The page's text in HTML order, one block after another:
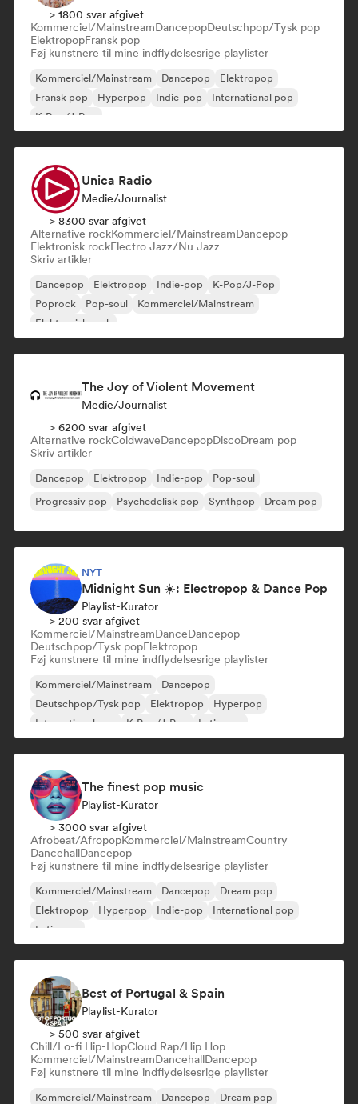
> 1800 svar afgivet
Kommerciel/MainstreamDancepopDeutschpop/Tysk pop
ElektropopFransk pop
Føj kunstnere til mine indflydelsesrige playlister
Kommerciel/Mainstream Dancepop
Elektropop
Fransk pop
Hyperpop Indie-pop
International pop
K-Pop/J-Pop
Unica Radio
Medie/journalist
> 8300 svar afgivet
Alternative rockKommerciel/MainstreamDancepop
Elektronisk rockElectro Jazz/Nu Jazz
Skriv artikler
Dancepop Elektropop Indie-pop
K-Pop/J-Pop
Poprock
Pop-soul
Kommerciel/Mainstream
Elektronisk rock
The Joy of Violent Movement
Medie/journalist
> 6200 svar afgivet
Alternative rockColdwaveDancepopDiscoDream pop
Skriv artikler
Dancepop Elektropop Indie-pop
Pop-soul
Progressiv pop
Psychedelisk pop Synthpop Dream pop
NYT
Midnight Sun ☀️: Electropop & Dance Pop
Playlist-Kurator
> 200 svar afgivet
Kommerciel/MainstreamDanceDancepop
Deutschpop/Tysk popElektropop
Føj kunstnere til mine indflydelsesrige playlister
Kommerciel/Mainstream
Dancepop
Deutschpop/Tysk pop
Elektropop
Hyperpop
International pop
K-Pop/J-Pop Latin pop
The finest pop music
Playlist-Kurator
> 3000 svar afgivet
Afrobeat/AfropopKommerciel/MainstreamCountry
DancehallDancepop
Føj kunstnere til mine indflydelsesrige playlister
Kommerciel/Mainstream Dancepop
Dream pop
Elektropop
Hyperpop Indie-pop
International pop
Latin pop
Best of Portugal & Spain
Playlist-Kurator
> 500 svar afgivet
Chill/Lo-fi Hip-HopCloud Rap/Hip Hop
Kommerciel/MainstreamDancehallDancepop
Føj kunstnere til mine indflydelsesrige playlister
Kommerciel/Mainstream Dancepop
Dream pop